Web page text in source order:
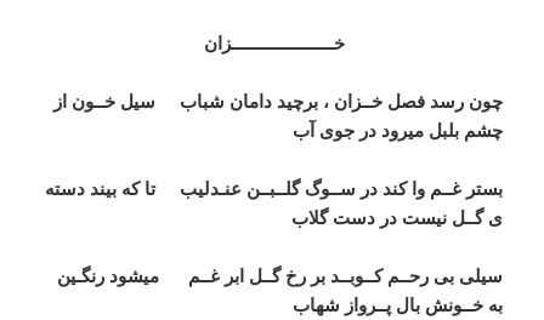
خـــــــــــــــــــــزان
چون رسد فصل خــزان ، برچید دامان شباب سیل خــون از
چشم بلبل میرود در جوی آب
بستر غــم وا کند در ســوگ گلــبــن عنـدلیب تا که بیند دسته
ی گــل نیست در دست گلاب
سیلی بی رحــم کــوبــد بر رخ گــل ابر غــم میشود رنگـین
به خــونش بال پــرواز شهاب